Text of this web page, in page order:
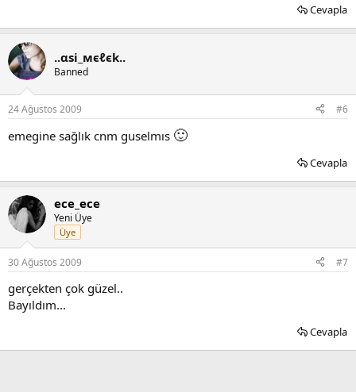
Cevapla
..αѕi_мєℓєk..
Banned
24 Ağustos 2009 #6
emegine sağlık cnm guselmıs 🙂
Cevapla
ece_ece
Yeni Üye
Üye
30 Ağustos 2009 #7
gerçekten çok güzel..
Bayıldım...
Cevapla